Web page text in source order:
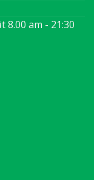
8.00 am - 21:30